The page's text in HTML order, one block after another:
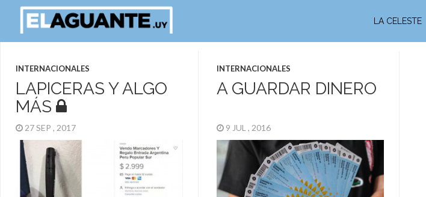
LA CELESTE
INTERNACIONALES
LAPICERAS Y ALGO
MÁS
27 SEP , 2017
INTERNACIONALES
A GUARDAR DINERO
9 JUL , 2016